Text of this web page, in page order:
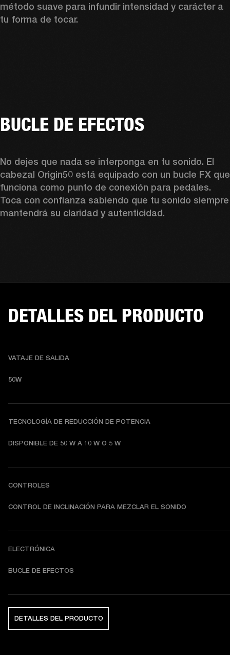
método suave para infundir intensidad y carácter a
tu forma de tocar.
BUCLE DE EFECTOS
No dejes que nada se interponga en tu sonido. El
cabezal Origin50 está equipado con un bucle FX que
funciona como punto de conexión para pedales.
Toca con confianza sabiendo que tu sonido siempre
mantendrá su claridad y autenticidad.
DETALLES DEL PRODUCTO
VATAJE DE SALIDA
50W
TECNOLOGÍA DE REDUCCIÓN DE POTENCIA
DISPONIBLE DE 50 W A 10 W O 5 W
CONTROLES
CONTROL DE INCLINACIÓN PARA MEZCLAR EL SONIDO
ELECTRÓNICA
BUCLE DE EFECTOS
DETALLES DEL PRODUCTO